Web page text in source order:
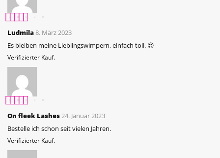
Bewertet mit5
von 5
Ludmila8. März 2023
Es bleiben meine Lieblingswimpern, einfach toll. 😍
Verifizierter Kauf.
Bewertet mit5
von 5
On fleek Lashes24. Januar 2023
Bestelle ich schon seit vielen Jahren.
Verifizierter Kauf.